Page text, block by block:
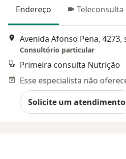
Endereço Teleconsulta
Consultório particular
Primeira consulta Nutrição
Solicite um atendimento